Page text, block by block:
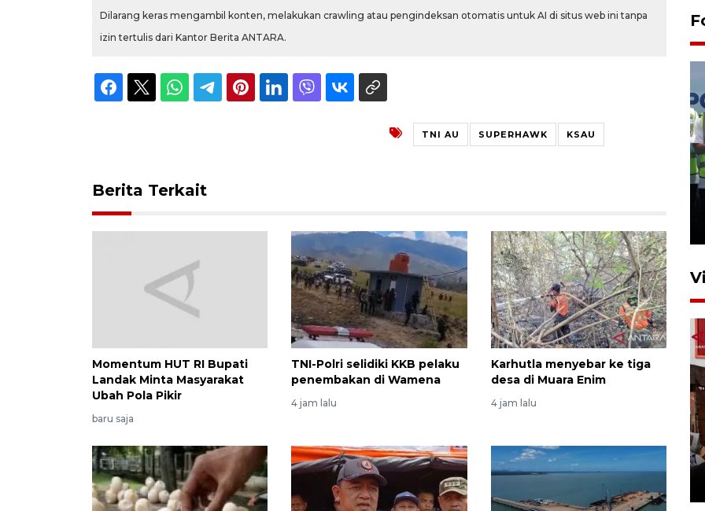
Dilarang keras mengambil konten, melakukan crawling atau pengindeksan otomatis untuk AI di situs web ini tanpa
izin tertulis dari Kantor Berita ANTARA.
TNI AU SUPERHAWK KSAU
Berita Terkait
Momentum HUT RI Bupati
Landak Minta Masyarakat
Ubah Pola Pikir
baru saja
TNI-Polri selidiki KKB pelaku
penembakan di Wamena
4 jam lalu
Karhutla menyebar ke tiga
desa di Muara Enim
4 jam lalu
inspeksi alur distribusi
makanan strategis
24 Juli 2026 16:30